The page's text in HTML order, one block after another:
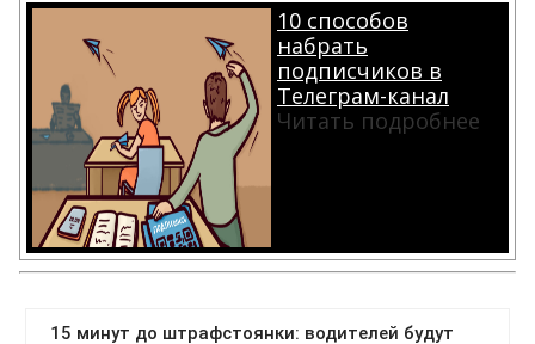
10 способов
набрать
подписчиков в
Телеграм-канал
Читать подробнее